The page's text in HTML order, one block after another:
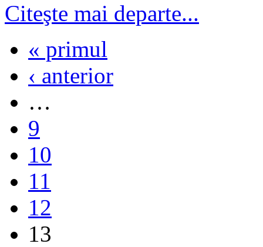
Citeşte mai departe...
« primul
‹ anterior
…
9
10
11
12
13